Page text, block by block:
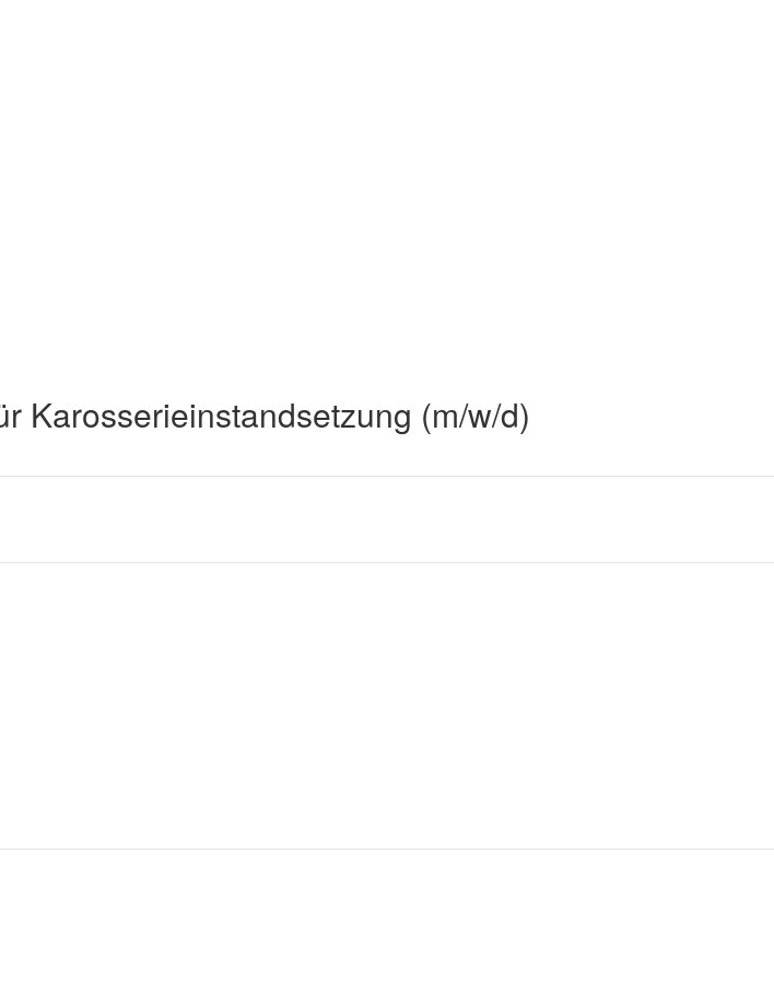
Karosserieinstandsetzung (m/w/d)